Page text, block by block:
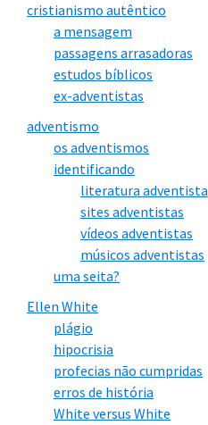
cristianismo autêntico
a mensagem
passagens arrasadoras
estudos bíblicos
ex-adventistas
adventismo
os adventismos
identificando
literatura adventista
sites adventistas
vídeos adventistas
músicos adventistas
uma seita?
Ellen White
plágio
hipocrisia
profecias não cumpridas
erros de história
White versus White